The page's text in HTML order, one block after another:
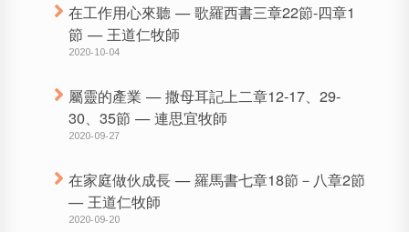
在工作用心來聽 — 歌羅西書三章22節-四章1
節 — 王道仁牧師
2020-10-04
屬靈的產業 — 撒母耳記上二章12-17、29-
30、35節 — 連思宜牧師
2020-09-27
在家庭做伙成長 — 羅馬書七章18節－八章2節
— 王道仁牧師
2020-09-20